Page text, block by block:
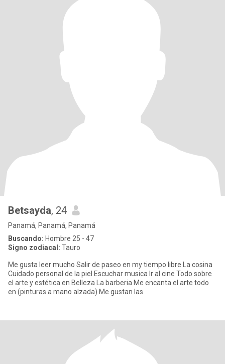
Betsayda, 24
Panamá, Panamá, Panamá
Buscando: Hombre 25 - 47
Signo zodiacal: Tauro
Me gusta leer mucho Salir de paseo en my tiempo libre La cosina
Cuidado personal de la piel Escuchar musica Ir al cine Todo sobre
el arte y estética en Belleza La barberia Me encanta el arte todo
en (pinturas a mano alzada) Me gustan las